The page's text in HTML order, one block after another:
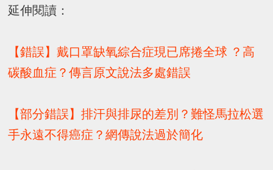
延伸閱讀：
【錯誤】戴口罩缺氧綜合症現已席捲全球 ？高
碳酸血症？傳言原文說法多處錯誤
【部分錯誤】排汗與排尿的差別？難怪馬拉松選
手永遠不得癌症？網傳說法過於簡化